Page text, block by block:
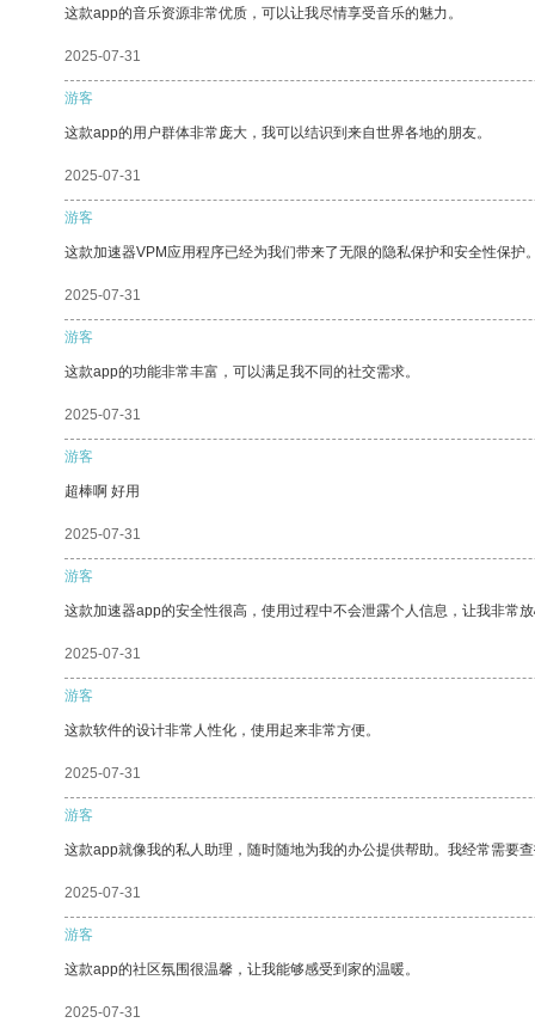
这款app的音乐资源非常优质，可以让我尽情享受音乐的魅力。
2025-07-31
游客
这款app的用户群体非常庞大，我可以结识到来自世界各地的朋友。
2025-07-31
游客
这款加速器VPM应用程序已经为我们带来了无限的隐私保护和安全性保护
2025-07-31
游客
这款app的功能非常丰富，可以满足我不同的社交需求。
2025-07-31
游客
超棒啊 好用
2025-07-31
游客
这款加速器app的安全性很高，使用过程中不会泄露个人信息，让我非常
2025-07-31
游客
这款软件的设计非常人性化，使用起来非常方便。
2025-07-31
游客
这款app就像我的私人助理，随时随地为我的办公提供帮助。我经常需要
2025-07-31
游客
这款app的社区氛围很温馨，让我能够感受到家的温暖。
2025-07-31